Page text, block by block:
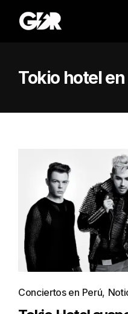
Tokio hotel
Conciertos en Perú,